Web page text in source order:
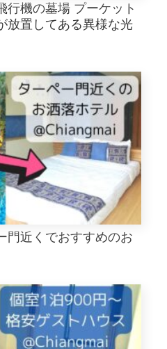
行機の墓場 プーケット
放置してある異様な光
門近くでおすすめのお